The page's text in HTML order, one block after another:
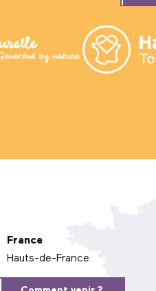
France
Hauts-de-France